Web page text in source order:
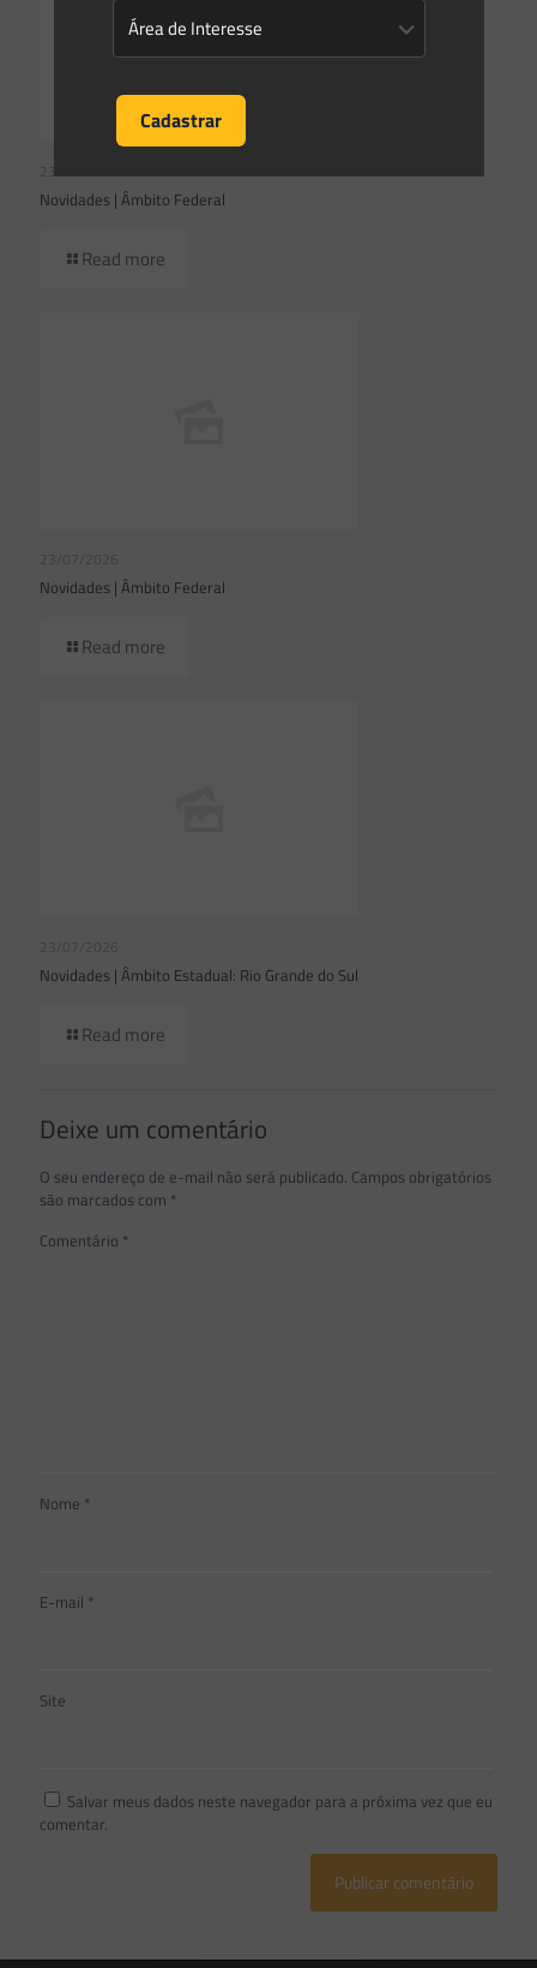
23/07/2026
Novidades | Âmbito Federal
Read more
23/07/2026
Novidades | Âmbito Federal
Read more
23/07/2026
Novidades | Âmbito Estadual: Rio Grande do Sul
Read more
Deixe um comentário
O seu endereço de e-mail não será publicado. Campos obrigatórios
são marcados com *
Comentário *
Nome *
E-mail *
Site
Salvar meus dados neste navegador para a próxima vez que eu
comentar.